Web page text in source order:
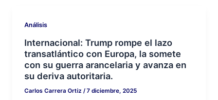
Análisis
Internacional: Trump rompe el lazo
transatlántico con Europa, la somete
con su guerra arancelaria y avanza en
su deriva autoritaria.
Carlos Carrera Ortiz /7 diciembre, 2025